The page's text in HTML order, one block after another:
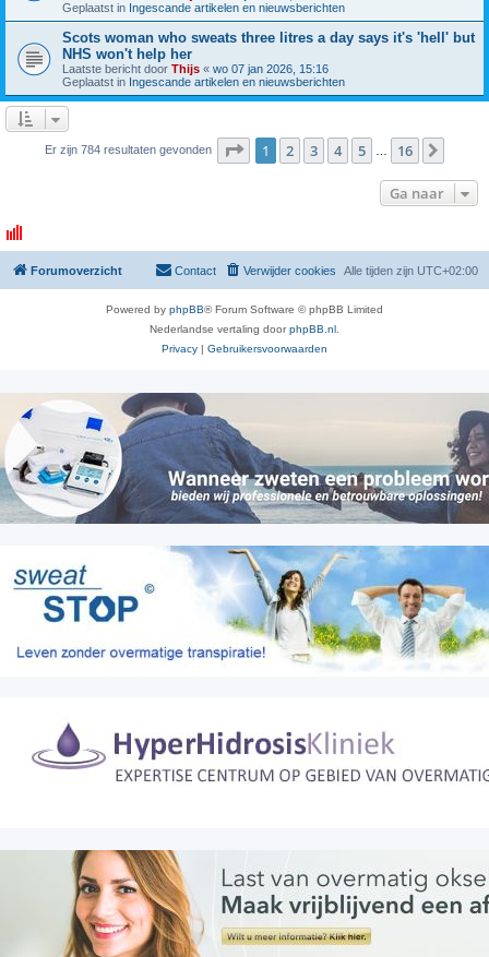
Geplaatst in Ingescande artikelen en nieuwsberichten
Scots woman who sweats three litres a day says it's 'hell' but
NHS won't help her
Laatste bericht door Thijs « wo 07 jan 2026, 15:16
Geplaatst in Ingescande artikelen en nieuwsberichten
Er zijn 784 resultaten gevonden Pagina van 16
1 2 3 4 5 16
Ga naar
Forumoverzicht Alle tijden zijn UTC+02:00
Verwijder cookies
Contact
Powered by phpBB® Forum Software © phpBB Limited
Nederlandse vertaling doorphpBB.nl
Privacy | Gebruikersvoorwaarden